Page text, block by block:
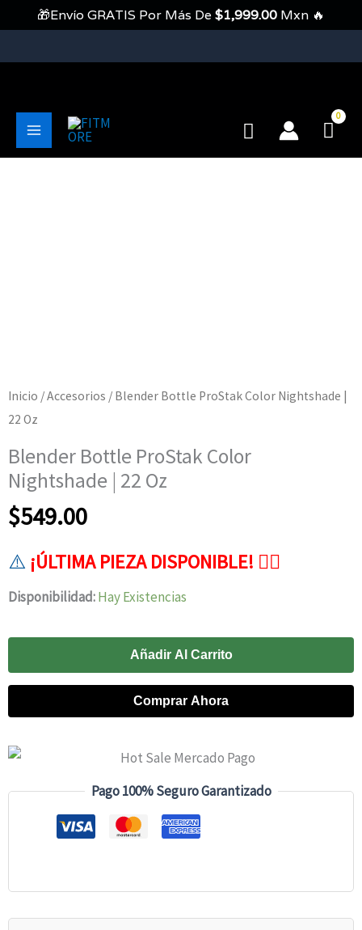
Contenido
Main
Buscar
Inicio /Accesorios / Blender Bottle ProStak Color Nightshade |
22 Oz
Blender Bottle ProStak Color
Nightshade | 22 Oz
$549.00
⚠️ ¡ÚLTIMA PIEZA DISPONIBLE! 👉🏻
Disponibilidad:Hay Existencias
Blender
ProStak
|
Cantidad
Añadir Al Carrito
Comprar Ahora
Pago 100% Seguro Garantizado
🎁Envío GRATIS Por Más De $1,999.00 Mxn 🔥